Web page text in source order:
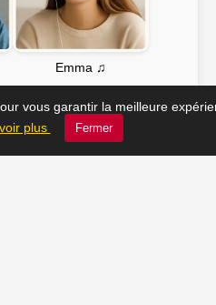
Emma ♫
vous garantir la meilleure
plus
Fermer